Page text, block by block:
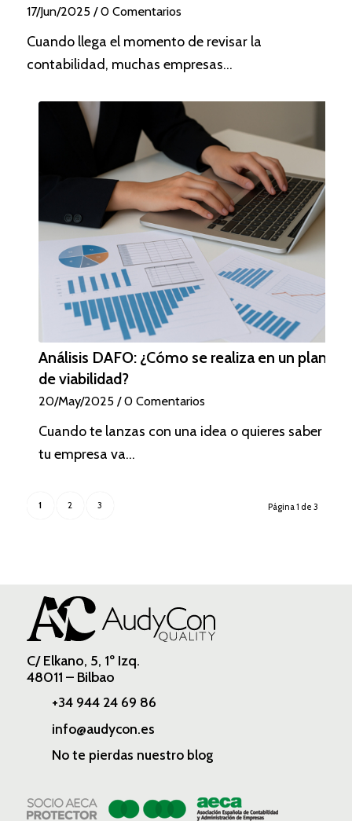
17/Jun/2025 / 0 Comentarios
Cuando llega el momento de revisar la
contabilidad, muchas empresas…
Análisis DAFO: ¿Cómo se realiza en un plan
de viabilidad?
20/May/2025 / 0 Comentarios
Cuando te lanzas con una idea o quieres saber si
tu empresa va…
Página 1 de 3
1 2 3
C/ Elkano, 5, 1º Izq.
48011 – Bilbao
+34 944 24 69 86
info@audycon.es
No te pierdas nuestro blog